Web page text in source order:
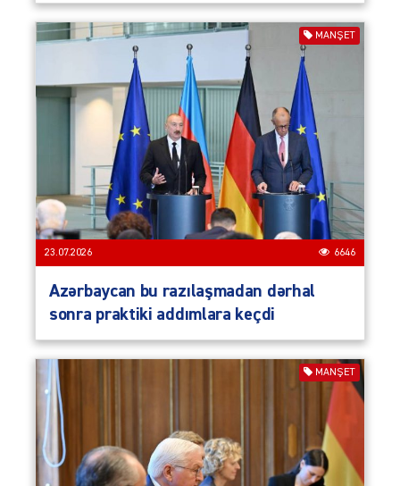
MANŞET
23.07.2026 6646
Azərbaycan bu razılaşmadan dərhal
sonra praktiki addımlara keçdi
MANŞET